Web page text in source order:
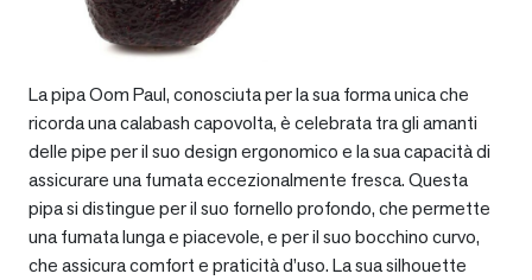
La pipa Oom Paul, conosciuta per la sua forma unica che
ricorda una calabash capovolta, è celebrata tra gli amanti
delle pipe per il suo design ergonomico e la sua capacità di
assicurare una fumata eccezionalmente fresca. Questa
pipa si distingue per il suo fornello profondo, che permette
una fumata lunga e piacevole, e per il suo bocchino curvo,
che assicura comfort e praticità d’uso. La sua silhouette